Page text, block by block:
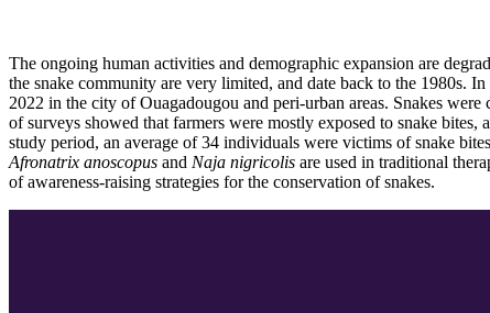
The ongoing human activities and demographic expansion are
the snake community are very limited, and date back to the 1980s.
2022 in the city of Ouagadougou and peri-urban areas. Snakes
of surveys showed that farmers were mostly exposed to snake
study period, an average of 34 individuals were victims of snake
Afronatrix anoscopus and Naja nigricolis are used in traditional
of awareness-raising strategies for the conservation of snakes.